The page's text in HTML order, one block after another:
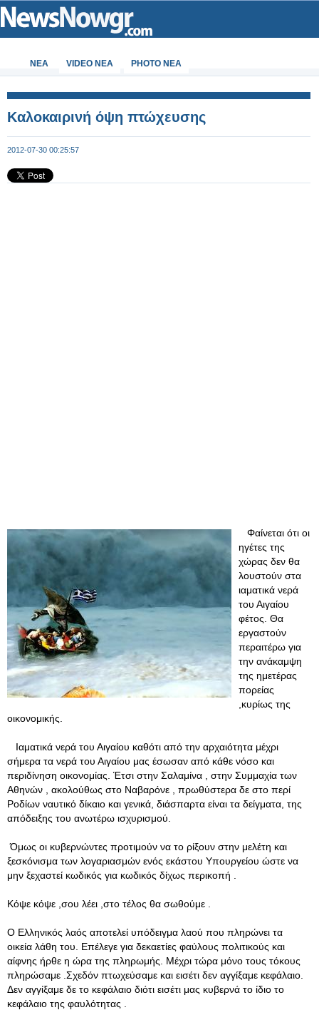
ΝΕΑ VIDEO NEA PHOTO NEA
Καλοκαιρινή όψη πτώχευσης
2012-07-30 00:25:57
Φαίνεται ότι οι
ηγέτες της
χώρας δεν θα
λουστούν στα
ιαματικά νερά
του Αιγαίου
φέτος. Θα
εργαστούν
περαιτέρω για
την ανάκαμψη
της ημετέρας
πορείας
,κυρίως της
οικονομικής.
Ιαματικά νερά του Αιγαίου καθότι από την αρχαιότητα μέχρι
σήμερα τα νερά του Αιγαίου μας έσωσαν από κάθε νόσο και
περιδίνηση οικονομίας. Έτσι στην Σαλαμίνα , στην Συμμαχία των
Αθηνών , ακολούθως στο Ναβαρόνε , πρωθύστερα δε στο περί
Ροδίων ναυτικό δίκαιο και γενικά, διάσπαρτα είναι τα δείγματα, της
απόδειξης του ανωτέρω ισχυρισμού.
Όμως οι κυβερνώντες προτιμούν να το ρίξουν στην μελέτη και
ξεσκόνισμα των λογαριασμών ενός εκάστου Υπουργείου ώστε να
μην ξεχαστεί κωδικός για κωδικός δίχως περικοπή .
Κόψε κόψε ,σου λέει ,στο τέλος θα σωθούμε .
Ο Ελληνικός λαός αποτελεί υπόδειγμα λαού που πληρώνει τα
οικεία λάθη του. Επέλεγε για δεκαετίες φαύλους πολιτικούς και
αίφνης ήρθε η ώρα της πληρωμής. Μέχρι τώρα μόνο τους τόκους
πληρώσαμε .Σχεδόν πτωχεύσαμε και εισέτι δεν αγγίξαμε κεφάλαιο.
Δεν αγγίξαμε δε το κεφάλαιο διότι εισέτι μας κυβερνά το ίδιο το
κεφάλαιο της φαυλότητας .